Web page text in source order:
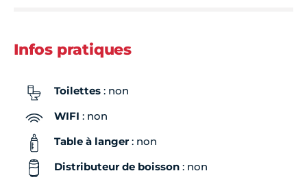
Infos pratiques
Toilettes : non
WIFI : non
Table à langer: non
Distributeur de boisson : non